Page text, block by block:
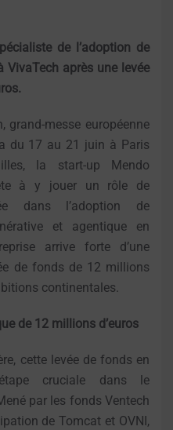
de l’adoption de
VivaTech après une levée
grand-messe européenne
du 17 au 21 juin à Paris
la start-up Mendo
à y jouer un rôle de
dans l’adoption de
et agentique en
arrive forte d’une
de fonds de 12 millions
continentales.
de 12 millions d’euros
cette levée de fonds en
cruciale dans le
par les fonds Ventech
de Tomcat et OVNI,